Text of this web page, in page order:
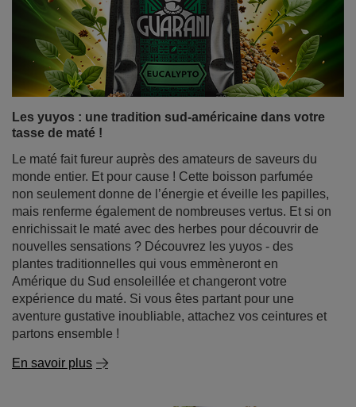
Les yuyos : une tradition sud-américaine dans votre
tasse de maté !
Le maté fait fureur auprès des amateurs de saveurs du
monde entier. Et pour cause ! Cette boisson parfumée
non seulement donne de l’énergie et éveille les papilles,
mais renferme également de nombreuses vertus. Et si on
enrichissait le maté avec des herbes pour découvrir de
nouvelles sensations ? Découvrez les yuyos - des
plantes traditionnelles qui vous emmèneront en
Amérique du Sud ensoleillée et changeront votre
expérience du maté. Si vous êtes partant pour une
aventure gustative inoubliable, attachez vos ceintures et
partons ensemble !
En savoir plus